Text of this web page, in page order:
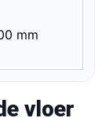
mm
vloer